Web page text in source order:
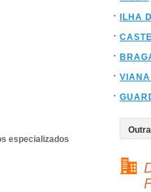
especializados
ILHA